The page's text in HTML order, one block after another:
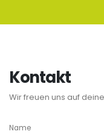
Kontakt
Wir freuen uns auf
Name